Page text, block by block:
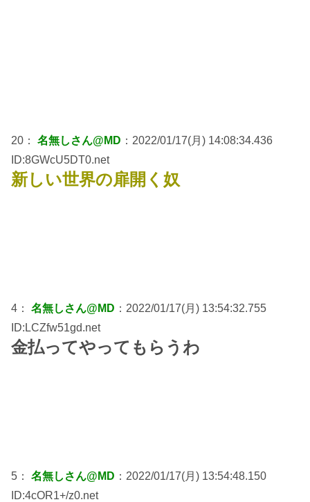
20： 名無しさん@MD ：2022/01/17(月) 14:08:34.436
ID:8GWcU5DT0.net
新しい世界の扉開く奴
4： 名無しさん@MD ：2022/01/17(月) 13:54:32.755
ID:LCZfw51gd.net
金払ってやってもらうわ
5： 名無しさん@MD ：2022/01/17(月) 13:54:48.150
ID:4cOR1+/z0.net